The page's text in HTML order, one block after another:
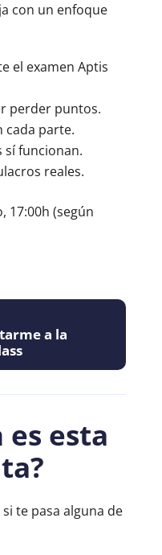
con un enfoque
el examen Aptis
perder puntos.
cada parte.
sí funcionan.
reales.
17:00h (según
a la
es esta
te pasa alguna de